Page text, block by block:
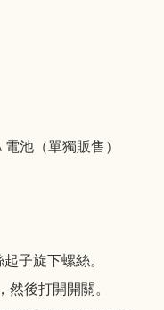
池（單獨販售）
子旋下螺絲。
後打開開關。